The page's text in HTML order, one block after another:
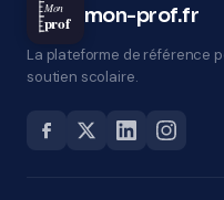
Mon
prof mon-prof.fr
La plateforme de référence
soutien scolaire.